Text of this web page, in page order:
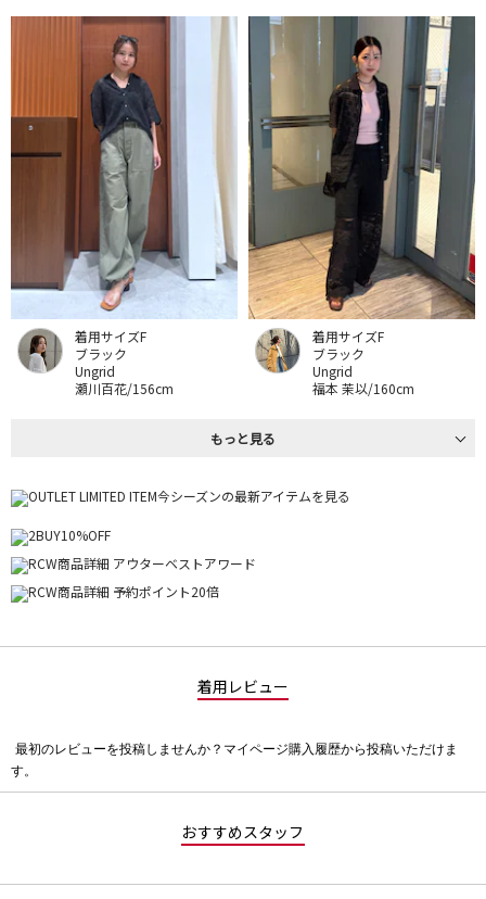
着用サイズF
ブラック
Ungrid
瀬川百花/156cm
着用サイズF
ブラック
Ungrid
福本 茉以/160cm
もっと見る
着用レビュー
評
価
最初のレビューを投稿しませんか？マイページ購入履歴から投稿いただけま
す。
おすすめスタッフ